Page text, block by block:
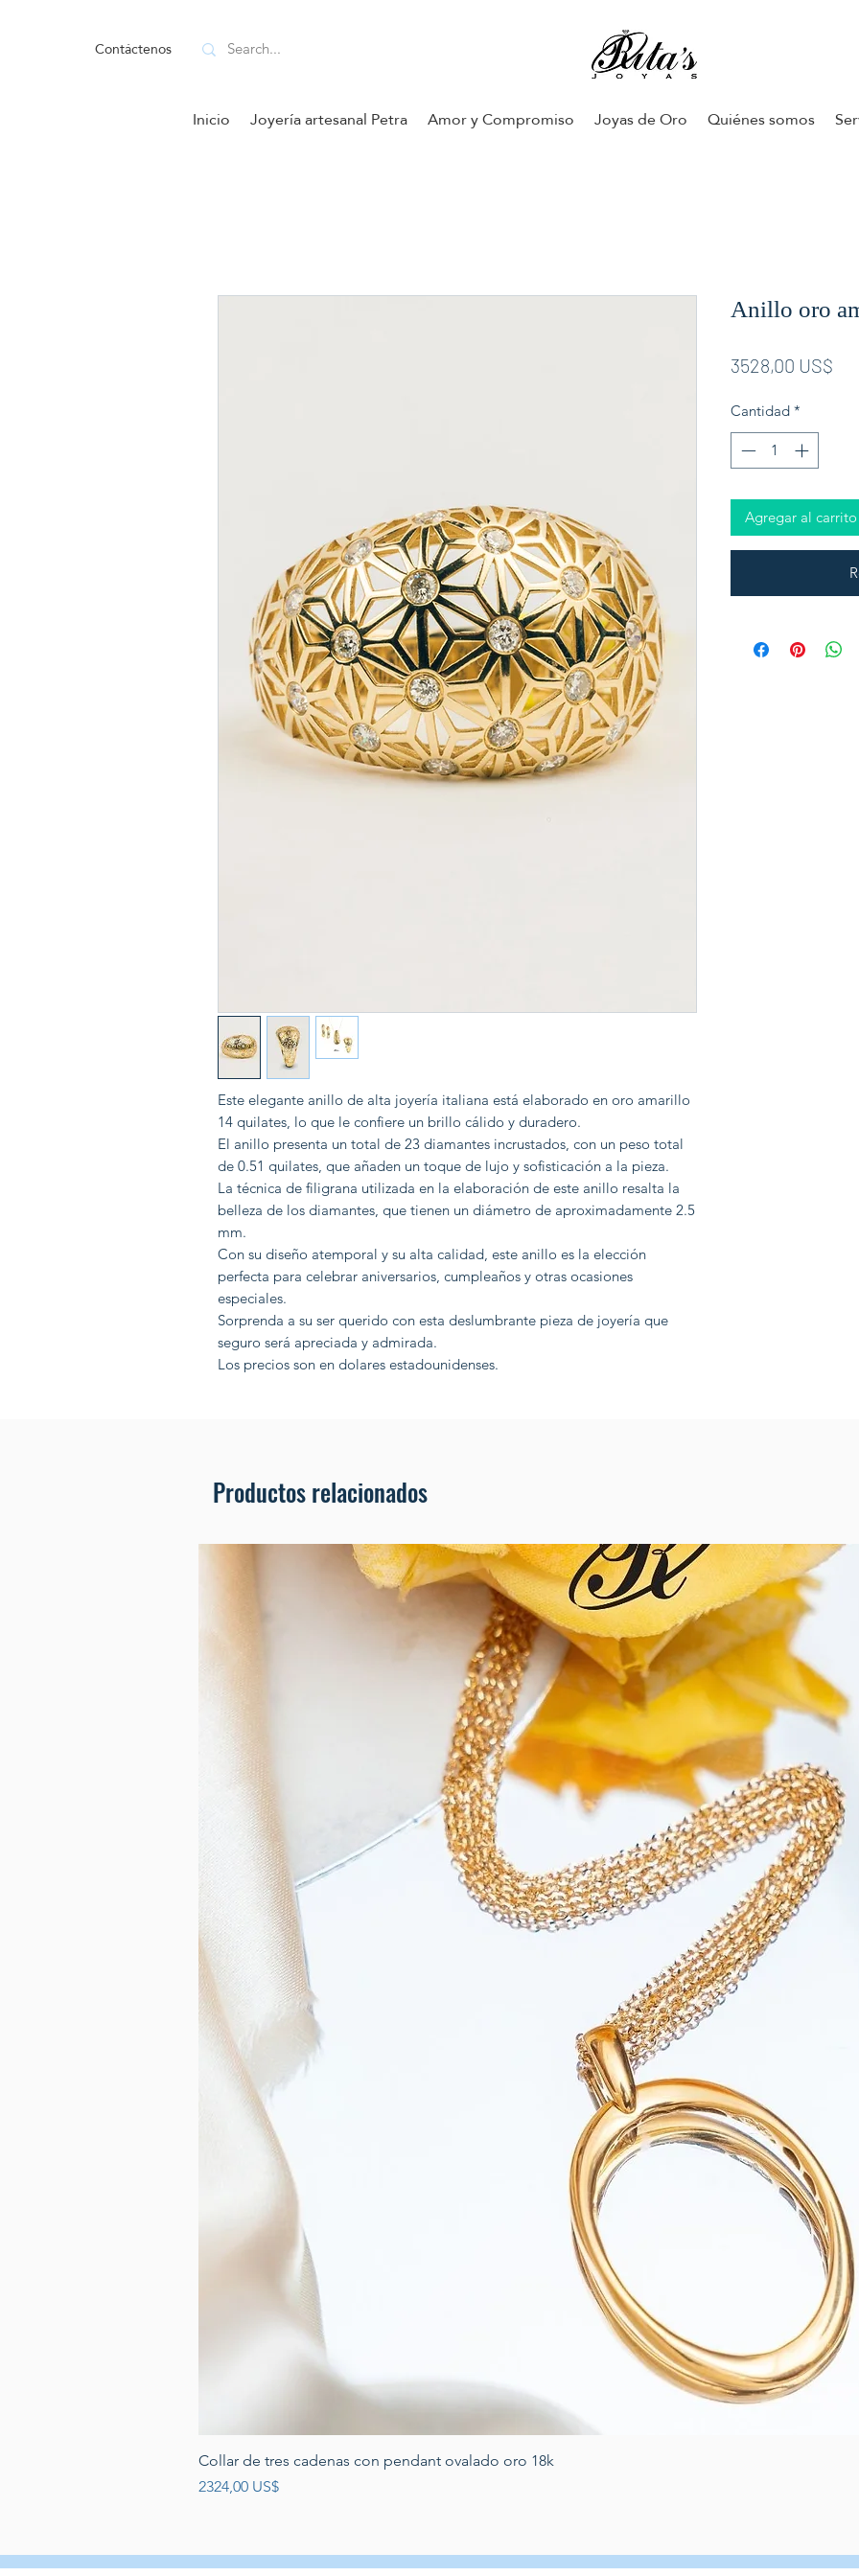
Contáctenos
Inicio Joyería artesanal Petra Amor y Compromiso Joyas de Oro Quiénes somos
Este elegante anillo de alta joyería italiana está elaborado en oro amarillo
14 quilates, lo que le confiere un brillo cálido y duradero.
El anillo presenta un total de 23 diamantes incrustados, con un peso total
de 0.51 quilates, que añaden un toque de lujo y sofisticación a la pieza.
La técnica de filigrana utilizada en la elaboración de este anillo resalta la
belleza de los diamantes, que tienen un diámetro de aproximadamente 2.5
mm.
Con su diseño atemporal y su alta calidad, este anillo es la elección
perfecta para celebrar aniversarios, cumpleaños y otras ocasiones
especiales.
Sorprenda a su ser querido con esta deslumbrante pieza de joyería que
seguro será apreciada y admirada.
Los precios son en dolares estadounidenses.
Anillo oro
3528,00 US$
Cantidad *
Agregar al carrito
Productos relacionados
Collar de tres cadenas con pendant ovalado oro 18k
Precio
2324,00 US$